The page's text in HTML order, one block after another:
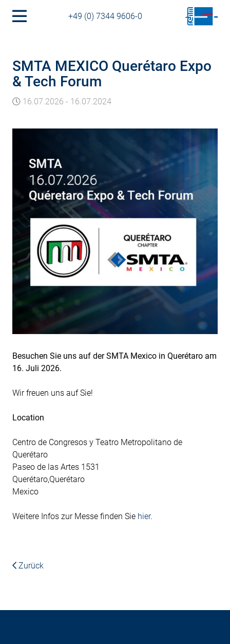
+49 (0) 7344 9606-0
SMTA MEXICO Querétaro Expo
& Tech Forum
16.07.2026 - 16.07.2024
Besuchen Sie uns auf der SMTA Mexico in Querétaro am
16. Juli 2026.
Wir freuen uns auf Sie!
Location
Centro de Congresos y Teatro Metropolitano de
Querétaro
Paseo de las Artes 1531
Querétaro,Querétaro
Mexico
Weitere Infos zur Messe finden Sie hier.
Zurück